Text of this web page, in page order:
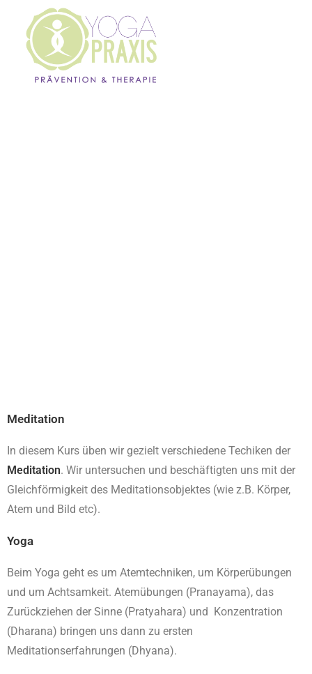
Meditation
In diesem Kurs üben wir gezielt verschiedene Techiken der
Meditation. Wir untersuchen und beschäftigten uns mit der
Gleichförmigkeit des Meditationsobjektes (wie z.B. Körper,
Atem und Bild etc).
Yoga
Beim Yoga geht es um Atemtechniken, um Körperübungen
und um Achtsamkeit. Atemübungen (Pranayama), das
Zurückziehen der Sinne (Pratyahara) und Konzentration
(Dharana) bringen uns dann zu ersten
Meditationserfahrungen (Dhyana).